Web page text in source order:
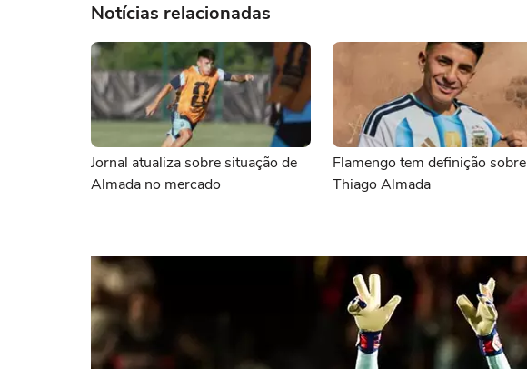
Notícias relacionadas
Jornal atualiza sobre situação de
Almada no mercado
Flamengo tem definição sobre
Thiago Almada